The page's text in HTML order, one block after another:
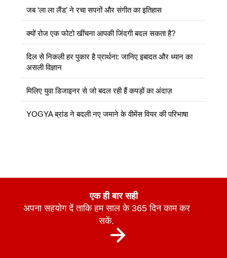
जब ‘ला ला लैंड’ ने रचा सपनों और संगीत का इतिहास
क्यों रोज एक फोटो खींचना आपकी जिंदगी बदल सकता है?
दिल से निकली हर पुकार है प्रार्थना: जानिए इबादत और ध्यान का
असली विज्ञान
मिलिए युवा डिजाइनर से जो बदल रही हैं कपड़ों का अंदाज़
YOGYA ब्रांड ने बदली नए जमाने के वीमेंस वियर की परिभाषा
एक ही बार सही
अपना सहयोग दें ताकि हम साल के 365 दिन काम कर
सकें.